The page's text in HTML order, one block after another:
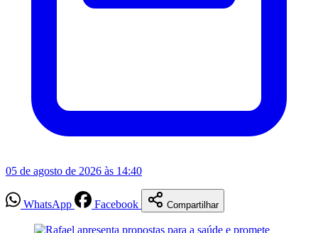
05 de agosto de 2026 às 14:40
WhatsApp Facebook Compartilhar